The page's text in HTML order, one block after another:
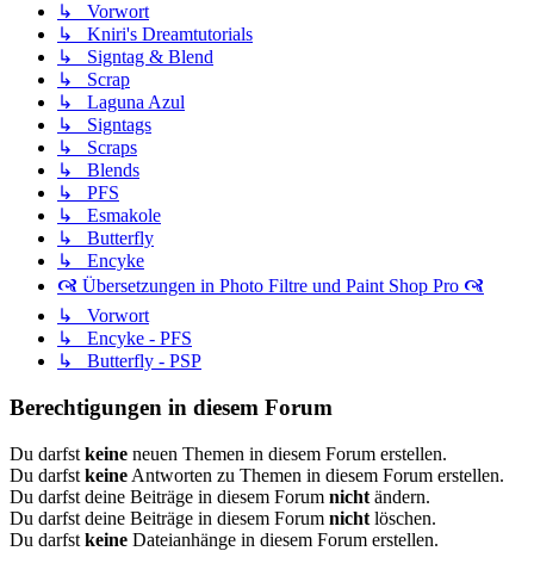
↳ Vorwort
↳ Kniri's Dreamtutorials
↳ Signtag & Blend
↳ Scrap
↳ Laguna Azul
↳ Signtags
↳ Scraps
↳ Blends
↳ PFS
↳ Esmakole
↳ Butterfly
↳ Encyke
🙧 Übersetzungen in Photo Filtre und Paint Shop Pro 🙧
↳ Vorwort
↳ Encyke - PFS
↳ Butterfly - PSP
Berechtigungen in diesem Forum
Du darfst keine neuen Themen in diesem Forum erstellen.
Du darfst keine Antworten zu Themen in diesem Forum erstellen.
Du darfst deine Beiträge in diesem Forum nicht ändern.
Du darfst deine Beiträge in diesem Forum nicht löschen.
Du darfst keine Dateianhänge in diesem Forum erstellen.